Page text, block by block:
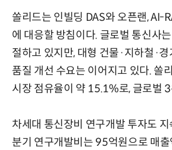
쏠리드는 인빌딩 DAS와 오픈랜, AI-
에 대응할 방침이다. 글로벌 통신사
절하고 있지만, 대형 건물·지하철·
품질 개선 수요는 이어지고 있다. 쏠
시장 점유율이 약 15.1%로, 글로벌
차세대 통신장비 연구개발 투자도
분기 연구개발비는 95억원으로 매